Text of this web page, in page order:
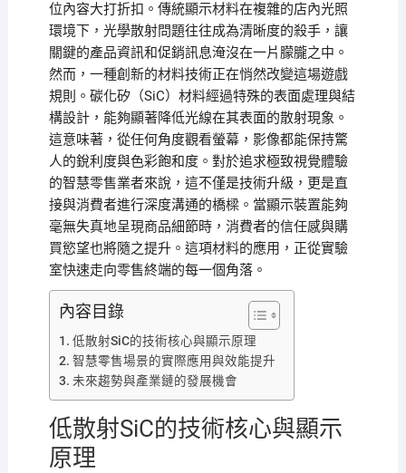
位內容大打折扣。傳統顯示材料在複雜的店內光照
環境下，光學散射問題往往成為清晰度的殺手，讓
關鍵的產品資訊和促銷訊息淹沒在一片朦朧之中。
然而，一種創新的材料技術正在悄然改變這場遊戲
規則。碳化矽（SiC）材料經過特殊的表面處理與結
構設計，能夠顯著降低光線在其表面的散射現象。
這意味著，從任何角度觀看螢幕，影像都能保持驚
人的銳利度與色彩飽和度。對於追求極致視覺體驗
的智慧零售業者來說，這不僅是技術升級，更是直
接與消費者進行深度溝通的橋樑。當顯示裝置能夠
毫無失真地呈現商品細節時，消費者的信任感與購
買慾望也將隨之提升。這項材料的應用，正從實驗
室快速走向零售終端的每一個角落。
內容目錄
低散射SiC的技術核心與顯示原理
智慧零售場景的實際應用與效能提升
未來趨勢與產業鏈的發展機會
低散射SiC的技術核心與顯示
原理